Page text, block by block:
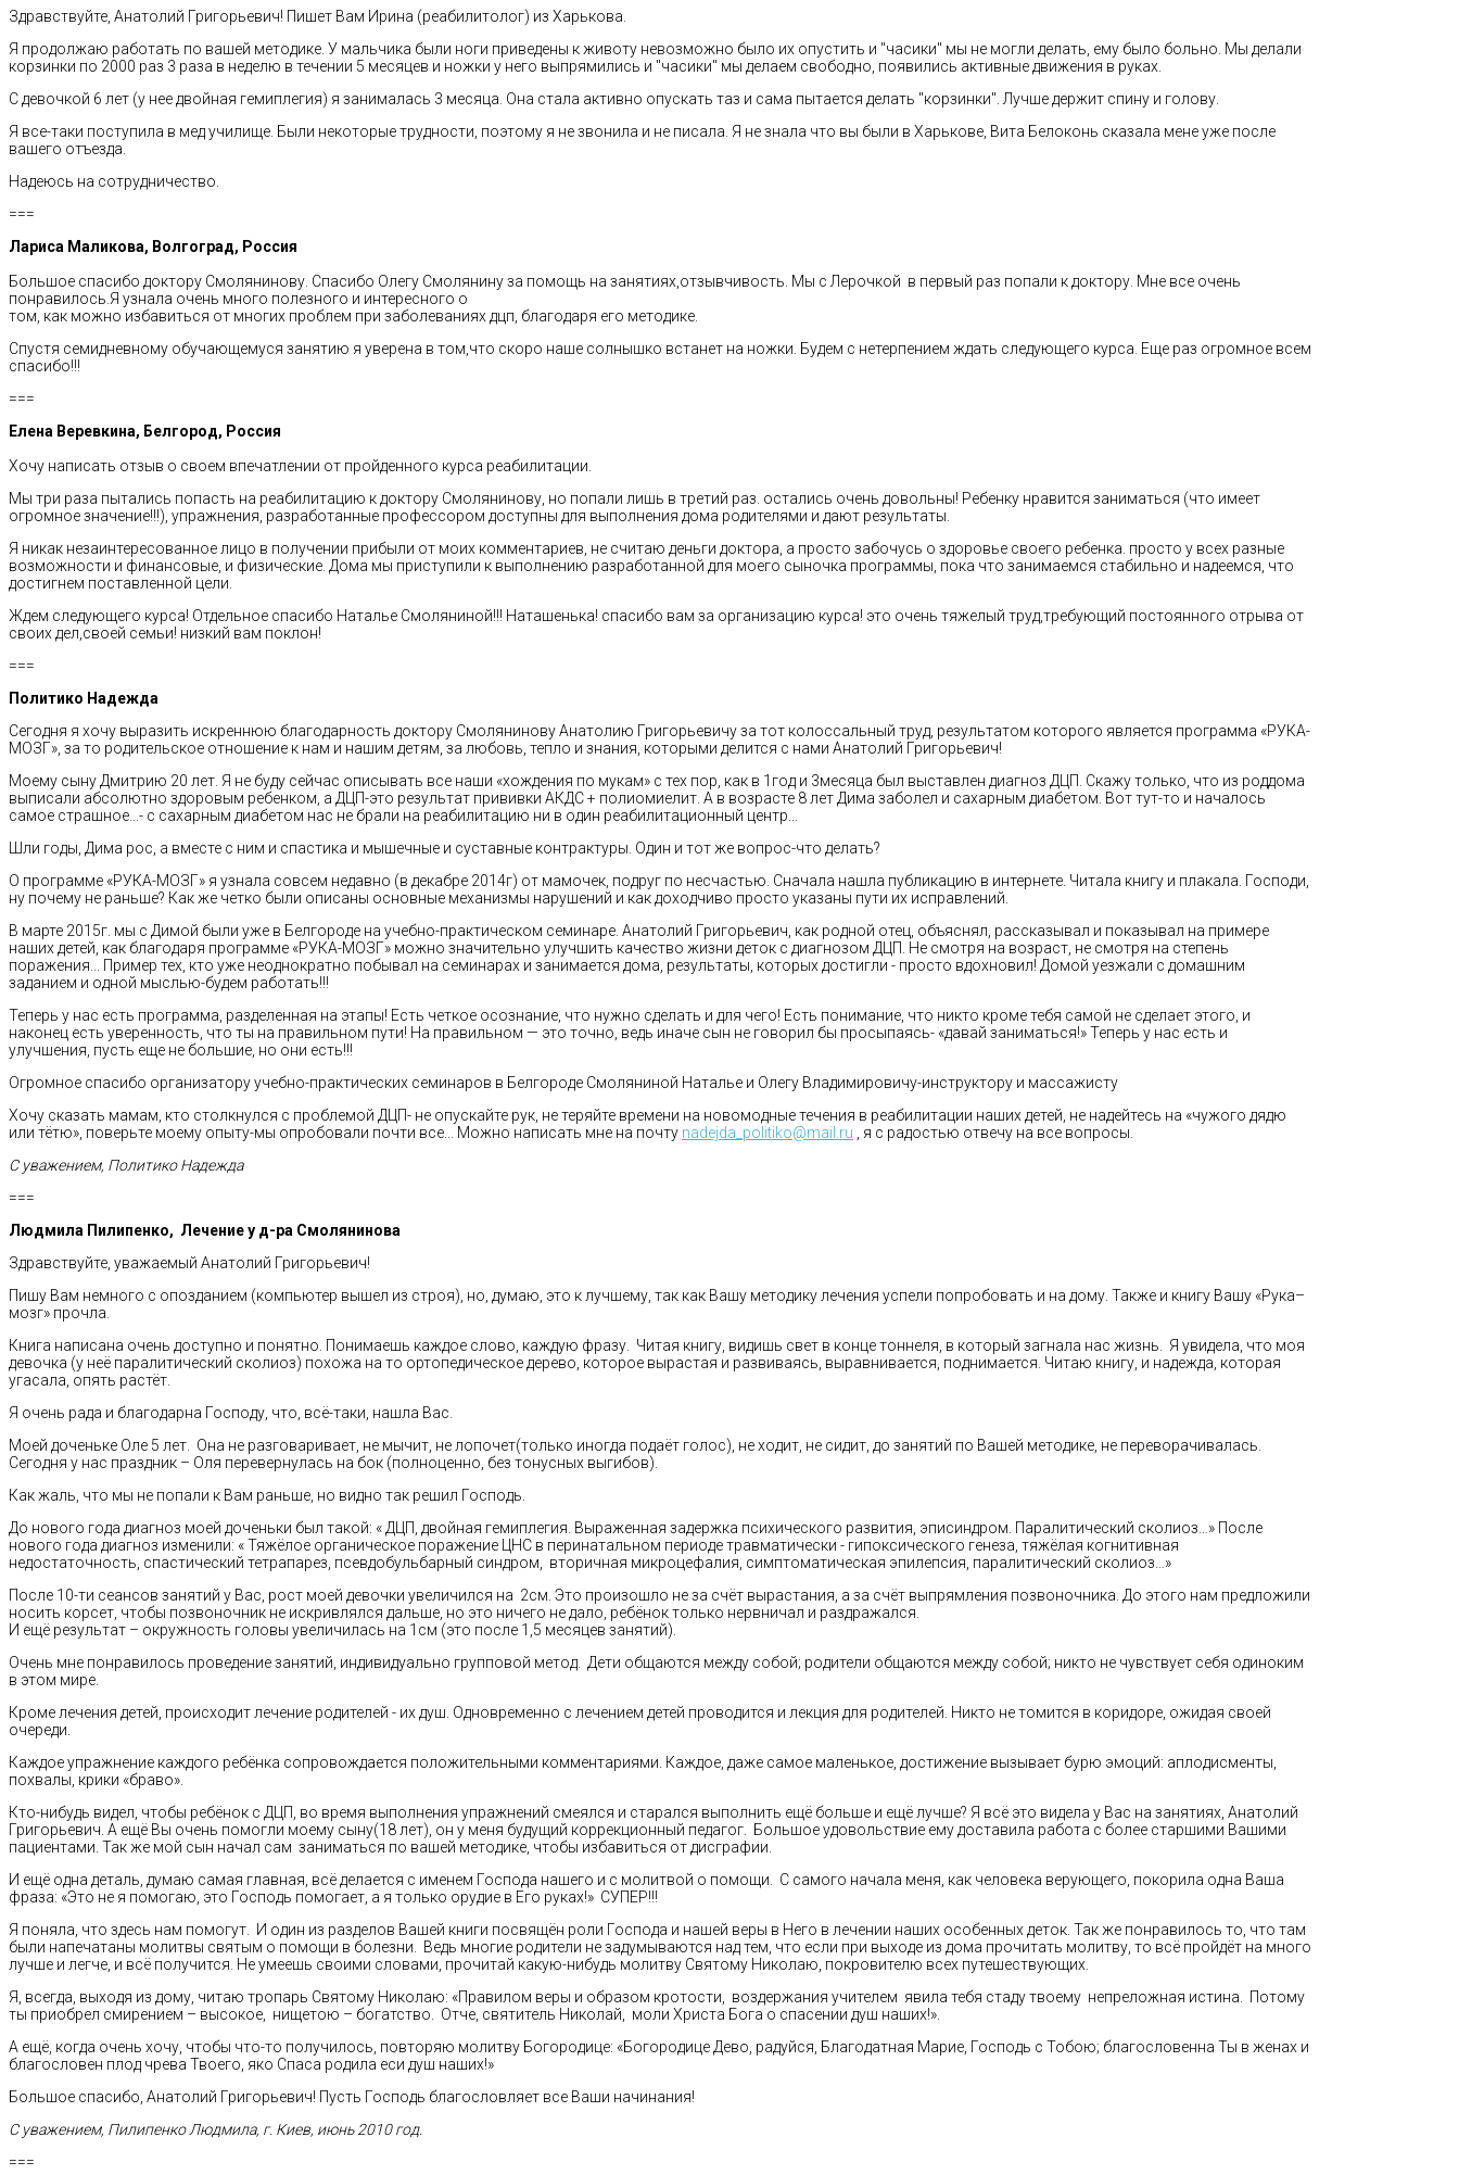
Здравствуйте, Анатолий Григорьевич! Пишет Вам Ирина (реабилитолог) из Харькова.
Я продолжаю работать по вашей методике. У мальчика были ноги приведены к животу невозможно было их опустить и "часики" мы не могли делать, ему было больно. Мы делали
корзинки по 2000 раз 3 раза в неделю в течении 5 месяцев и ножки у него выпрямились и "часики" мы делаем свободно, появились активные движения в руках.
С девочкой 6 лет (у нее двойная гемиплегия) я занималась 3 месяца. Она стала активно опускать таз и сама пытается делать "корзинки". Лучше держит спину и голову.
Я все-таки поступила в мед училище. Были некоторые трудности, поэтому я не звонила и не писала. Я не знала что вы были в Харькове, Вита Белоконь сказала мене уже после
вашего отъезда.
Надеюсь на сотрудничество.
===
Лариса Маликова, Волгоград, Россия
Большое спасибо доктору Смолянинову. Спасибо Олегу Смолянину за помощь на занятиях,отзывчивость. Мы с Лерочкой в первый раз попали к доктору. Мне все очень
понравилось.Я узнала очень много полезного и интересного о
том, как можно избавиться от многих проблем при заболеваниях дцп, благодаря его методике.
Спустя семидневному обучающемуся занятию я уверена в том,что скоро наше солнышко встанет на ножки. Будем с нетерпением ждать следующего курса. Еще раз огромное всем
спасибо!!!
===
Елена Веревкина, Белгород, Россия
Хочу написать отзыв о своем впечатлении от пройденного курса реабилитации.
Мы три раза пытались попасть на реабилитацию к доктору Смолянинову, но попали лишь в третий раз. остались очень довольны! Ребенку нравится заниматься (что имеет
огромное значение!!!), упражнения, разработанные профессором доступны для выполнения дома родителями и дают результаты.
Я никак незаинтересованное лицо в получении прибыли от моих комментариев, не считаю деньги доктора, а просто забочусь о здоровье своего ребенка. просто у всех разные
возможности и финансовые, и физические. Дома мы приступили к выполнению разработанной для моего сыночка программы, пока что занимаемся стабильно и надеемся, что
достигнем поставленной цели.
Ждем следующего курса! Отдельное спасибо Наталье Смоляниной!!! Наташенька! спасибо вам за организацию курса! это очень тяжелый труд,требующий постоянного отрыва от
своих дел,своей семьи! низкий вам поклон!
===
Политико Надежда
Сегодня я хочу выразить искреннюю благодарность доктору Смолянинову Анатолию Григорьевичу за тот колоссальный труд, результатом которого является программа «РУКА-
МОЗГ», за то родительское отношение к нам и нашим детям, за любовь, тепло и знания, которыми делится с нами Анатолий Григорьевич!
Моему сыну Дмитрию 20 лет. Я не буду сейчас описывать все наши «хождения по мукам» с тех пор, как в 1год и 3месяца был выставлен диагноз ДЦП. Скажу только, что из роддома
выписали абсолютно здоровым ребенком, а ДЦП-это результат прививки АКДС + полиомиелит. А в возрасте 8 лет Дима заболел и сахарным диабетом. Вот тут-то и началось
самое страшное...- с сахарным диабетом нас не брали на реабилитацию ни в один реабилитационный центр...
Шли годы, Дима рос, а вместе с ним и спастика и мышечные и суставные контрактуры. Один и тот же вопрос-что делать?
О программе «РУКА-МОЗГ» я узнала совсем недавно (в декабре 2014г) от мамочек, подруг по несчастью. Сначала нашла публикацию в интернете. Читала книгу и плакала. Господи,
ну почему не раньше? Как же четко были описаны основные механизмы нарушений и как доходчиво просто указаны пути их исправлений.
В марте 2015г. мы с Димой были уже в Белгороде на учебно-практическом семинаре. Анатолий Григорьевич, как родной отец, объяснял, рассказывал и показывал на примере
наших детей, как благодаря программе «РУКА-МОЗГ» можно значительно улучшить качество жизни деток с диагнозом ДЦП. Не смотря на возраст, не смотря на степень
поражения... Пример тех, кто уже неоднократно побывал на семинарах и занимается дома, результаты, которых достигли - просто вдохновил! Домой уезжали с домашним
заданием и одной мыслью-будем работать!!!
Теперь у нас есть программа, разделенная на этапы! Есть четкое осознание, что нужно сделать и для чего! Есть понимание, что никто кроме тебя самой не сделает этого, и
наконец есть уверенность, что ты на правильном пути! На правильном — это точно, ведь иначе сын не говорил бы просыпаясь- «давай заниматься!» Теперь у нас есть и
улучшения, пусть еще не большие, но они есть!!!
Огромное спасибо организатору учебно-практических семинаров в Белгороде Смоляниной Наталье и Олегу Владимировичу-инструктору и массажисту
Хочу сказать мамам, кто столкнулся с проблемой ДЦП- не опускайте рук, не теряйте времени на новомодные течения в реабилитации наших детей, не надейтесь на «чужого дядю
или тётю», поверьте моему опыту-мы опробовали почти все... Можно написать мне на почту nadejda_politiko@mail.ru , я с радостью отвечу на все вопросы.
С уважением, Политико Надежда
===
Людмила Пилипенко, Лечение у д-ра Смолянинова
Здравствуйте, уважаемый Анатолий Григорьевич!
Пишу Вам немного с опозданием (компьютер вышел из строя), но, думаю, это к лучшему, так как Вашу методику лечения успели попробовать и на дому. Также и книгу Вашу «Рука–
мозг» прочла.
Книга написана очень доступно и понятно. Понимаешь каждое слово, каждую фразу. Читая книгу, видишь свет в конце тоннеля, в который загнала нас жизнь. Я увидела, что моя
девочка (у неё паралитический сколиоз) похожа на то ортопедическое дерево, которое вырастая и развиваясь, выравнивается, поднимается. Читаю книгу, и надежда, которая
угасала, опять растёт.
Я очень рада и благодарна Господу, что, всё-таки, нашла Вас.
Моей доченьке Оле 5 лет. Она не разговаривает, не мычит, не лопочет(только иногда подаёт голос), не ходит, не сидит, до занятий по Вашей методике, не переворачивалась.
Сегодня у нас праздник – Оля перевернулась на бок (полноценно, без тонусных выгибов).
Как жаль, что мы не попали к Вам раньше, но видно так решил Господь.
До нового года диагноз моей доченьки был такой: « ДЦП, двойная гемиплегия. Выраженная задержка психического развития, эписиндром. Паралитический сколиоз…» После
нового года диагноз изменили: « Тяжёлое органическое поражение ЦНС в перинатальном периоде травматически - гипоксического генеза, тяжёлая когнитивная
недостаточность, спастический тетрапарез, псевдобульбарный синдром, вторичная микроцефалия, симптоматическая эпилепсия, паралитический сколиоз…»
После 10-ти сеансов занятий у Вас, рост моей девочки увеличился на 2см. Это произошло не за счёт вырастания, а за счёт выпрямления позвоночника. До этого нам предложили
носить корсет, чтобы позвоночник не искривлялся дальше, но это ничего не дало, ребёнок только нервничал и раздражался.
И ещё результат – окружность головы увеличилась на 1см (это после 1,5 месяцев занятий).
Очень мне понравилось проведение занятий, индивидуально групповой метод. Дети общаются между собой; родители общаются между собой; никто не чувствует себя одиноким
в этом мире.
Кроме лечения детей, происходит лечение родителей - их душ. Одновременно с лечением детей проводится и лекция для родителей. Никто не томится в коридоре, ожидая своей
очереди.
Каждое упражнение каждого ребёнка сопровождается положительными комментариями. Каждое, даже самое маленькое, достижение вызывает бурю эмоций: аплодисменты,
похвалы, крики «браво».
Кто-нибудь видел, чтобы ребёнок с ДЦП, во время выполнения упражнений смеялся и старался выполнить ещё больше и ещё лучше? Я всё это видела у Вас на занятиях, Анатолий
Григорьевич. А ещё Вы очень помогли моему сыну(18 лет), он у меня будущий коррекционный педагог. Большое удовольствие ему доставила работа с более старшими Вашими
пациентами. Так же мой сын начал сам заниматься по вашей методике, чтобы избавиться от дисграфии.
И ещё одна деталь, думаю самая главная, всё делается с именем Господа нашего и с молитвой о помощи. С самого начала меня, как человека верующего, покорила одна Ваша
фраза: «Это не я помогаю, это Господь помогает, а я только орудие в Его руках!» СУПЕР!!!
Я поняла, что здесь нам помогут. И один из разделов Вашей книги посвящён роли Господа и нашей веры в Него в лечении наших особенных деток. Так же понравилось то, что там
были напечатаны молитвы святым о помощи в болезни. Ведь многие родители не задумываются над тем, что если при выходе из дома прочитать молитву, то всё пройдёт на много
лучше и легче, и всё получится. Не умеешь своими словами, прочитай какую-нибудь молитву Святому Николаю, покровителю всех путешествующих.
Я, всегда, выходя из дому, читаю тропарь Святому Николаю: «Правилом веры и образом кротости, воздержания учителем явила тебя стаду твоему непреложная истина. Потому
ты приобрел смирением – высокое, нищетою – богатство. Отче, святитель Николай, моли Христа Бога о спасении душ наших!».
А ещё, когда очень хочу, чтобы что-то получилось, повторяю молитву Богородице: «Богородице Дево, радуйся, Благодатная Марие, Господь с Тобою; благословенна Ты в женах и
благословен плод чрева Твоего, яко Спаса родила еси душ наших!»
Большое спасибо, Анатолий Григорьевич! Пусть Господь благословляет все Ваши начинания!
С уважением, Пилипенко Людмила, г. Киев, июнь 2010 год.
===